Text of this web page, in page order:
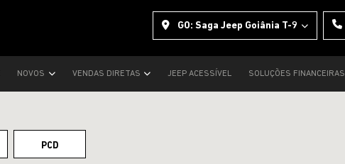
GO: Saga Jeep Goiânia T-9
NOVOS VENDAS DIRETAS JEEP ACESSÍVEL SOLUÇÕES FINANCEIRAS
PCD